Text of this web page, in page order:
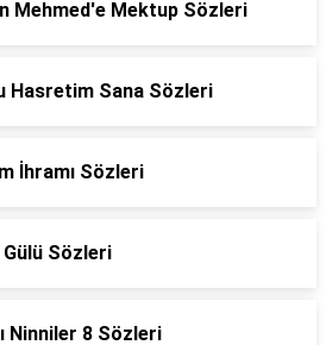
Mehmed'e Mektup Sözleri
Hasretim Sana Sözleri
İhramı Sözleri
Sözleri
Ninniler 8 Sözleri